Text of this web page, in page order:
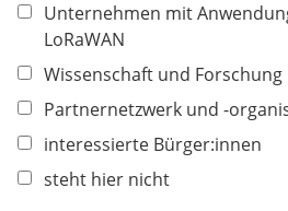
Unternehmen mit
LoRaWAN
Wissenschaft und Forschung
Partnernetzwerk und -
interessierte Bürger:innen
steht hier nicht